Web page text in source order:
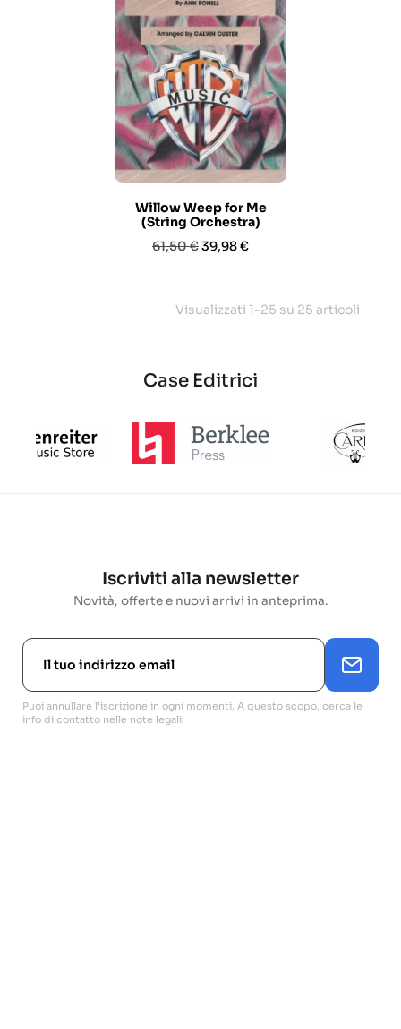
Willow Weep for Me
(String Orchestra)
Prezzo
61,50 €Prezzo
39,98 €
Visualizzati 1-25 su 25 articoli
Case Editrici
Iscriviti alla newsletter
Novità, offerte e nuovi arrivi in anteprima.
Puoi annullare l'iscrizione in ogni momenti. A questo scopo, cerca le
info di contatto nelle note legali.